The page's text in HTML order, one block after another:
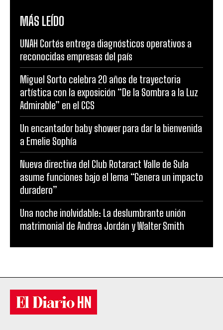
MÁS LEÍDO
UNAH Cortés entrega diagnósticos operativos a
reconocidas empresas del país
Miguel Sorto celebra 20 años de trayectoria
artística con la exposición “De la Sombra a la Luz
Admirable” en el CCS
Un encantador baby shower para dar la bienvenida
a Emelie Sophía
Nueva directiva del Club Rotaract Valle de Sula
asume funciones bajo el lema “Genera un impacto
duradero”
Una noche inolvidable: La deslumbrante unión
matrimonial de Andrea Jordán y Walter Smith